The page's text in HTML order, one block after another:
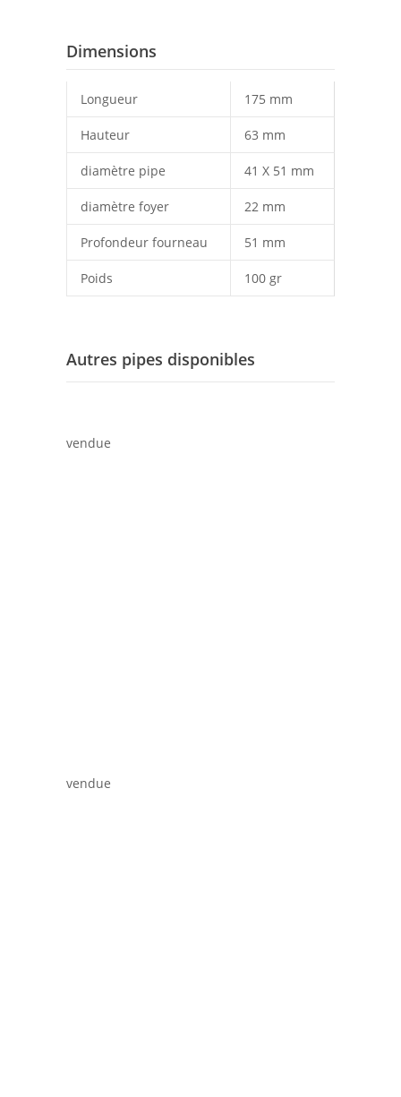
Dimensions
Longueur 175 mm
Hauteur 63 mm
diamètre pipe 41 X 51 mm
diamètre foyer 22 mm
Profondeur fourneau 51 mm
Poids 100 gr
Autres pipes disponibles
vendue
vendue